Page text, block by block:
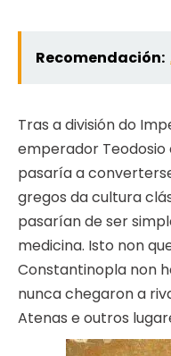
Recomendación:
Tras a división do
emperador Teodosio
pasaría a
gregos da cultura
pasarían de ser
medicina. Isto non
Constantinopla non
nunca chegaron a
Atenas e outros